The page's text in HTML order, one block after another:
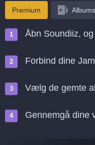
Premium Albums
Åbn Soundiiz,
Forbind dine
Vælg de gemte
Gennemgå dine